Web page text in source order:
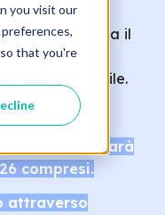
you visit our
that you're
Compila il
il prima possibile.
Spa sarà
compresi.
attraverso